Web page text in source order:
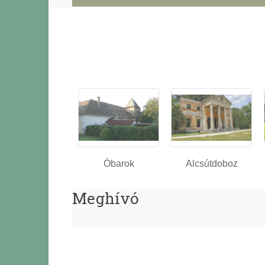
Óbarok Alcsútdoboz
Meghívó